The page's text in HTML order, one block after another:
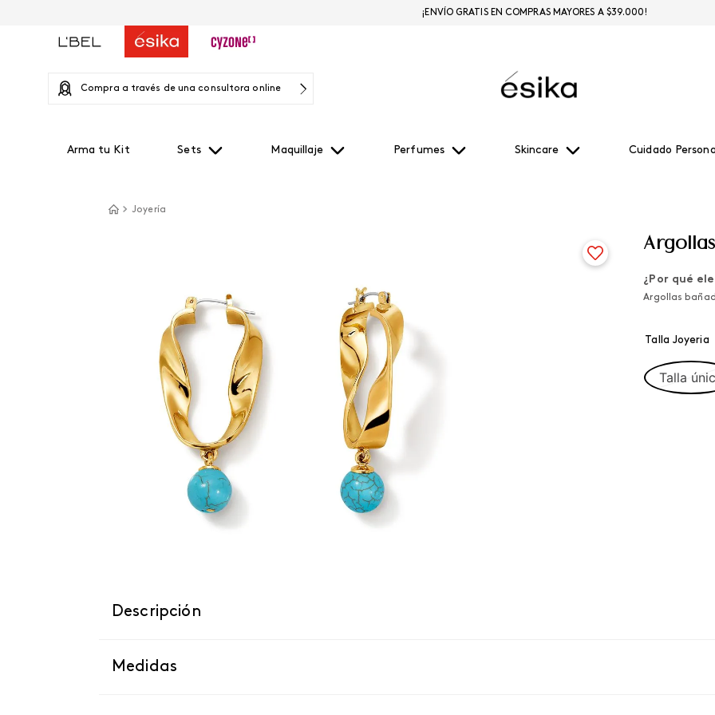
Compra a través de una consultora online
Arma tu Kit Sets Maquillaje Perfumes Skincare Cuidado
¡ENVÍO GRATIS EN COMPRAS MAYORES A $39.000!
Joyería
¿Por qué
Argollas
Talla Joyeria
Talla
Descripción
Medidas